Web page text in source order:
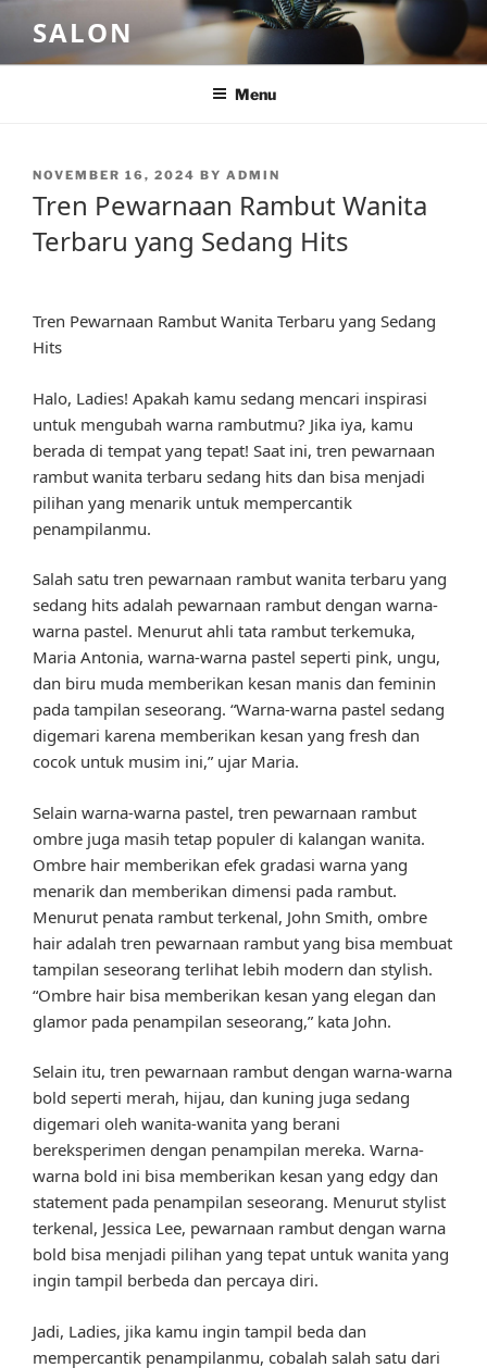
content
SALON
Menu
POSTED
NOVEMBER 16, 2024 BY ADMIN
Tren Pewarnaan Rambut Wanita
Terbaru yang Sedang Hits
Tren Pewarnaan Rambut Wanita Terbaru yang Sedang
Hits
Halo, Ladies! Apakah kamu sedang mencari inspirasi
untuk mengubah warna rambutmu? Jika iya, kamu
berada di tempat yang tepat! Saat ini, tren pewarnaan
rambut wanita terbaru sedang hits dan bisa menjadi
pilihan yang menarik untuk mempercantik
penampilanmu.
Salah satu tren pewarnaan rambut wanita terbaru yang
sedang hits adalah pewarnaan rambut dengan warna-
warna pastel. Menurut ahli tata rambut terkemuka,
Maria Antonia, warna-warna pastel seperti pink, ungu,
dan biru muda memberikan kesan manis dan feminin
pada tampilan seseorang. “Warna-warna pastel sedang
digemari karena memberikan kesan yang fresh dan
cocok untuk musim ini,” ujar Maria.
Selain warna-warna pastel, tren pewarnaan rambut
ombre juga masih tetap populer di kalangan wanita.
Ombre hair memberikan efek gradasi warna yang
menarik dan memberikan dimensi pada rambut.
Menurut penata rambut terkenal, John Smith, ombre
hair adalah tren pewarnaan rambut yang bisa membuat
tampilan seseorang terlihat lebih modern dan stylish.
“Ombre hair bisa memberikan kesan yang elegan dan
glamor pada penampilan seseorang,” kata John.
Selain itu, tren pewarnaan rambut dengan warna-warna
bold seperti merah, hijau, dan kuning juga sedang
digemari oleh wanita-wanita yang berani
bereksperimen dengan penampilan mereka. Warna-
warna bold ini bisa memberikan kesan yang edgy dan
statement pada penampilan seseorang. Menurut stylist
terkenal, Jessica Lee, pewarnaan rambut dengan warna
bold bisa menjadi pilihan yang tepat untuk wanita yang
ingin tampil berbeda dan percaya diri.
Jadi, Ladies, jika kamu ingin tampil beda dan
mempercantik penampilanmu, cobalah salah satu dari